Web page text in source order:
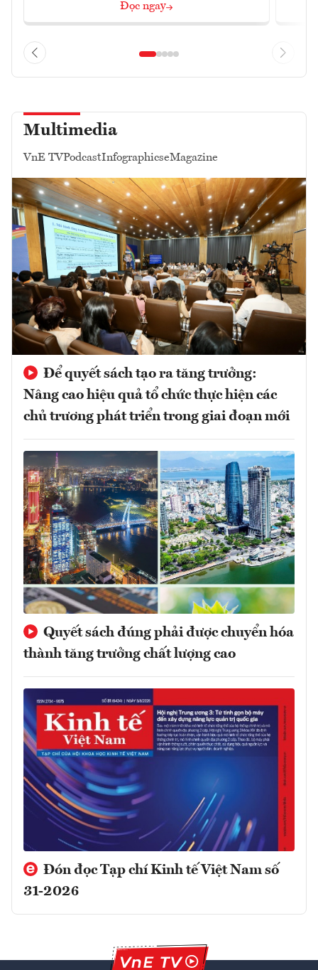
Đọc ngay
Multimedia
VnE TVPodcastInfographicseMagazine
Để quyết sách tạo ra tăng trưởng:
Nâng cao hiệu quả tổ chức thực hiện các
chủ trương phát triển trong giai đoạn mới
Quyết sách đúng phải được chuyển hóa
thành tăng trưởng chất lượng cao
Đón đọc Tạp chí Kinh tế Việt Nam số
31-2026